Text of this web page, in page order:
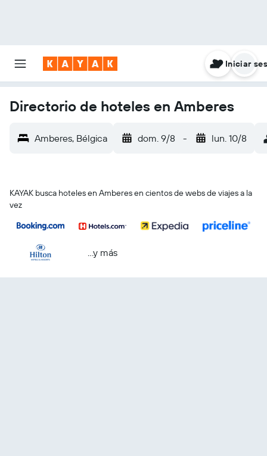
Iniciar
Directorio de hoteles en Amberes
Amberes, Bélgica dom. 9/8 - lun. 10/8
KAYAK busca hoteles en Amberes en cientos de webs de viajes a la
vez
...y más